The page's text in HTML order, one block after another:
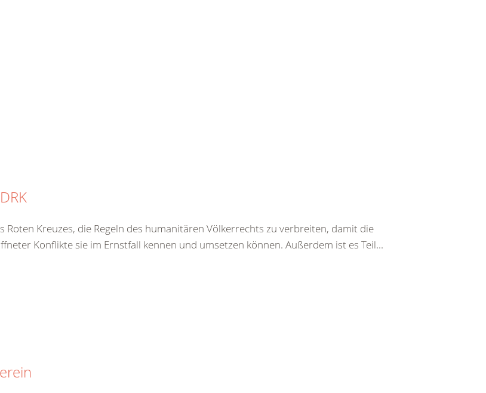
Roten Kreuzes, die Regeln des humanitären Völkerrechts zu verbreiten, damit die
Konflikte sie im Ernstfall kennen und umsetzen können. Außerdem ist es Teil...